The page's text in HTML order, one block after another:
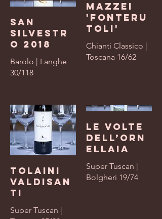
San
Silvestr
o 2018
Barolo | Langhe
30/118
Mazzei
'Fonteru
toli'
Chianti Classico |
Toscana 16/62
Tolaini
Valdisan
ti
Super Tuscan |
Le Volte
dell’Orn
ellaia
Super Tuscan |
Bolgheri 19/74